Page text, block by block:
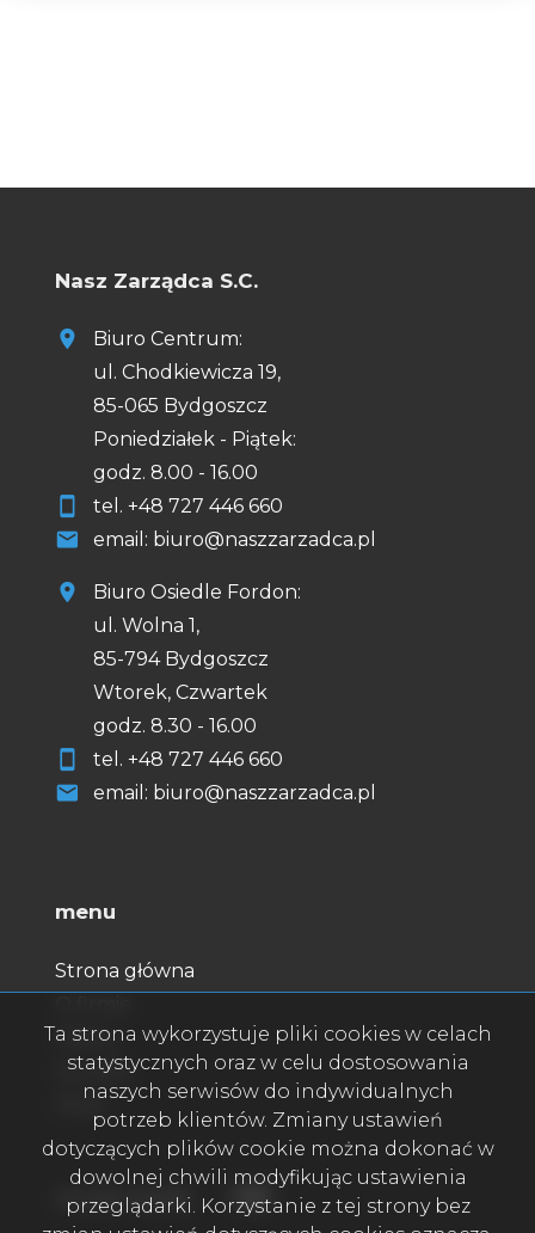
Nasz Zarządca S.C.
Biuro Centrum:
ul. Chodkiewicza 19,
85-065 Bydgoszcz
Poniedziałek - Piątek:
godz. 8.00 - 16.00
tel. +48 727 446 660
email: biuro@naszzarzadca.pl
Biuro Osiedle Fordon:
ul. Wolna 1,
85-794 Bydgoszcz
Wtorek, Czwartek
godz. 8.30 - 16.00
tel. +48 727 446 660
email: biuro@naszzarzadca.pl
menu
Strona główna
Oferty
Kontakt
Rodo
social media Facebook
Facebook
Ta strona wykorzystuje pliki cookies w celach
statystycznych oraz w celu dostosowania
naszych serwisów do indywidualnych
potrzeb klientów. Zmiany ustawień
dotyczących plików cookie można dokonać w
dowolnej chwili modyfikując ustawienia
przeglądarki. Korzystanie z tej strony bez